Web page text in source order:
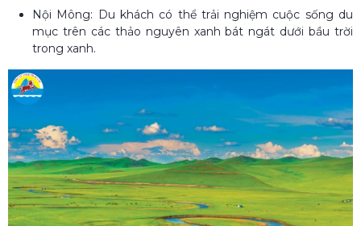
Nội Mông: Du khách có thể trải nghiệm cuộc sống du
mục trên các thảo nguyên xanh bát ngát dưới bầu trời
trong xanh.